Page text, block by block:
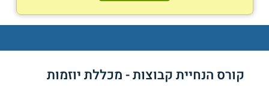
קורס הנחיית קבוצות - מכללת יוזמות